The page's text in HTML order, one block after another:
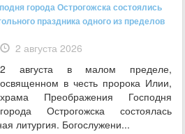
города Острогожска состоялись
праздника одного из пределов
2 августа 2026
2 августа в малом пределе,
освященном в честь пророка Илии,
храма Преображения Господня
города Острогожска состоялась
литургия. Богослужени...